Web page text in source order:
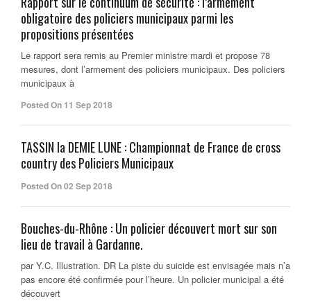
obligatoire des policiers municipaux parmi les
propositions présentées
Le rapport sera remis au Premier ministre mardi et propose 78
mesures, dont l’armement des policiers municipaux. Des policiers
municipaux à
Posted On 11 Sep 2018
TASSIN la DEMIE LUNE : Championnat de France de cross
country des Policiers Municipaux
Posted On 02 Sep 2018
Bouches-du-Rhône : Un policier découvert mort sur son
lieu de travail à Gardanne.
par Y.C. Illustration. DR La piste du suicide est envisagée mais n’a
pas encore été confirmée pour l’heure. Un policier municipal a été
découvert